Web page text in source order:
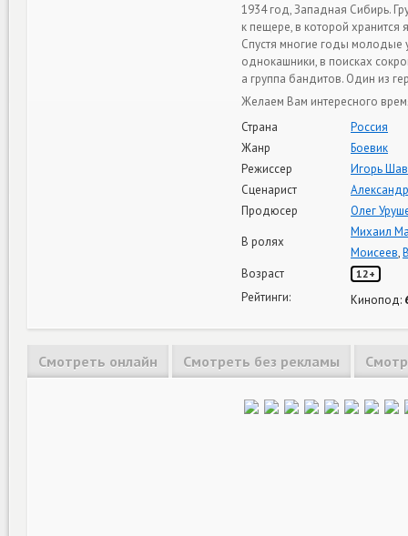
1934 год, Западная Сибирь.
к пещере, в которой
Спустя многие годы молодые
однокашники, в поисках
а группа бандитов. Один из
Желаем Вам интересного
Страна
Россия
Жанр
Боевик
Режиссер
Игорь
Сценарист
Продюсер
Олег
В ролях
Михаил
Моисеев,
Возраст
12+
Рейтинги: Кинопод:
Смотреть онлайн Смотреть без рекламы